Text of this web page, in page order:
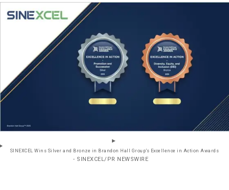
SINEXCEL Wins Silver and Bronze in Brandon Hall Group’s Excellence in Action Awards
- SINEXCEL/PR NEWSWIRE